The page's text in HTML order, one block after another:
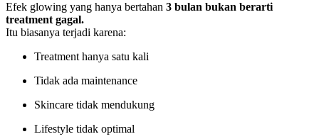
Efek glowing yang hanya bertahan 3 bulan bukan berarti
treatment gagal.
Itu biasanya terjadi karena:
Treatment hanya satu kali
Tidak ada maintenance
Skincare tidak mendukung
Lifestyle tidak optimal